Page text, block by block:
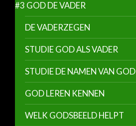
#3 GOD DE VADER
DE VADERZEGEN
STUDIE GOD ALS VADER
STUDIE DE NAMEN VAN GOD
GOD LEREN KENNEN
WELK GODSBEELD HELPT